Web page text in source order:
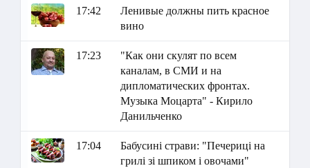
17:42
Ленивые должны пить красное
вино
17:23
"Как они скулят по всем
каналам, в СМИ и на
дипломатических фронтах.
Музыка Моцарта" - Кирило
Данильченко
17:04
Бабусині страви: "Печериці на
грилі зі шпиком і овочами"